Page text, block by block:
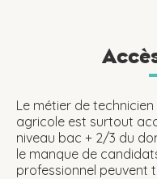
Le métier de
agricole est surtout
niveau bac + 2/3 du
le manque de
professionnel peuvent